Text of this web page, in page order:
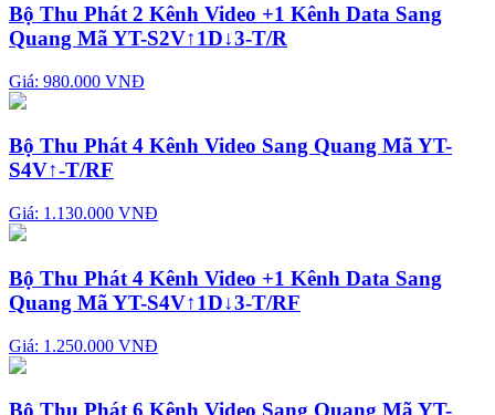
Bộ Thu Phát 2 Kênh Video +1 Kênh Data Sang
Quang Mã YT-S2V↑1D↓3-T/R
Giá: 980.000 VNĐ
Bộ Thu Phát 4 Kênh Video Sang Quang Mã YT-
S4V↑-T/RF
Giá: 1.130.000 VNĐ
Bộ Thu Phát 4 Kênh Video +1 Kênh Data Sang
Quang Mã YT-S4V↑1D↓3-T/RF
Giá: 1.250.000 VNĐ
Bộ Thu Phát 6 Kênh Video Sang Quang Mã YT-